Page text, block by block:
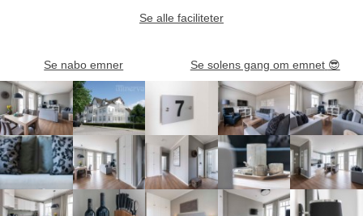
Se alle faciliteter
Se nabo emner Se solens gang om emnet 😎